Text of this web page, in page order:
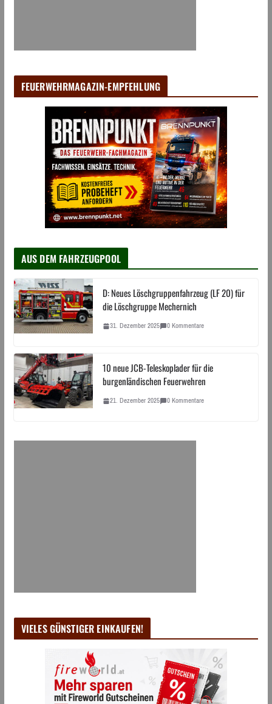
FEUERWEHRMAGAZIN-EMPFEHLUNG
AUS DEM FAHRZEUGPOOL
D: Neues Löschgruppenfahrzeug (LF 20) für
die Löschgruppe Mechernich
31. Dezember 2025 0 Kommentare
10 neue JCB-Teleskoplader für die
burgenländischen Feuerwehren
21. Dezember 2025 0 Kommentare
VIELES GÜNSTIGER EINKAUFEN!